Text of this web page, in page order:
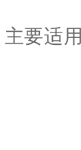
要适